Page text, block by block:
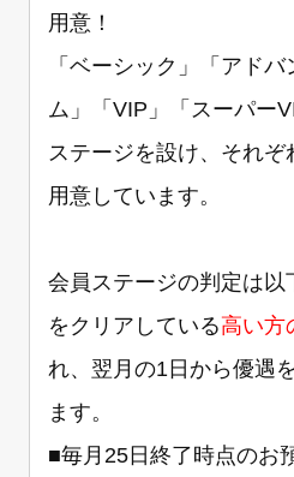
用意！
「ベーシック」「アド
ム」「VIP」「スーパー
ステージを設け、それ
用意しています。
会員ステージの判定は
をクリアしている高い方
れ、翌月の1日から優遇
ます。
■毎月25日終了時点のお